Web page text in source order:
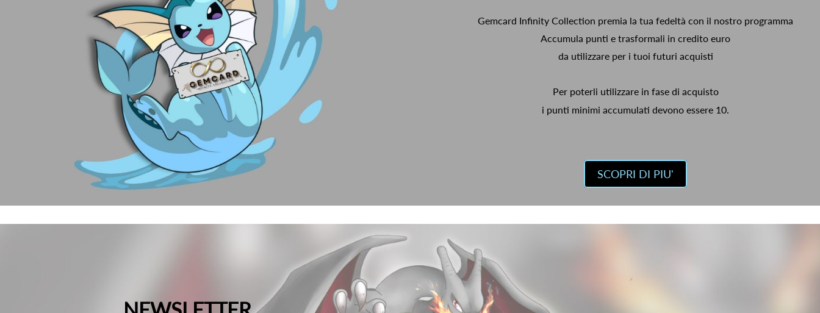
Gemcard Infinity Collection premia la tua fedeltà con il nostro programma
Accumula punti e trasformali in credito euro
da utilizzare per i tuoi futuri acquisti
Per poterli utilizzare in fase di acquisto
i punti minimi accumulati devono essere 10.
SCOPRI DI PIU'